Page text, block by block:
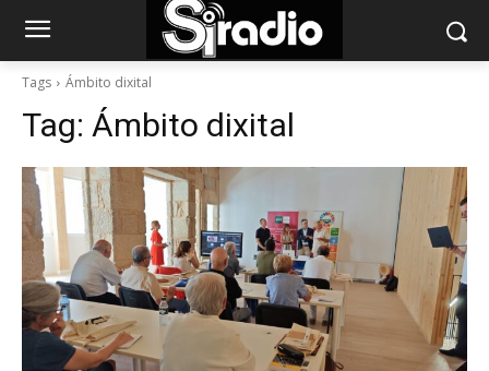
Tags Ámbito dixital
Tag: Ámbito dixital